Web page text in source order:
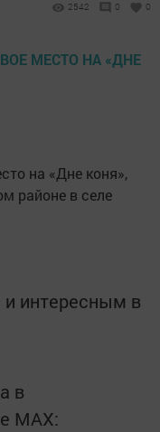
2542 0 0
на «Дне коня»,
районе в селе
интересным в
в
MАХ: